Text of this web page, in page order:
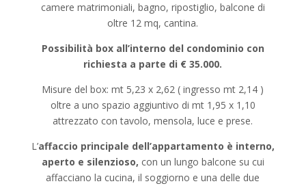
camere matrimoniali, bagno, ripostiglio, balcone di
oltre 12 mq, cantina.
Possibilità box all’interno del condominio con
richiesta a parte di € 35.000.
Misure del box: mt 5,23 x 2,62 ( ingresso mt 2,14 )
oltre a uno spazio aggiuntivo di mt 1,95 x 1,10
attrezzato con tavolo, mensola, luce e prese.
L’affaccio principale dell’appartamento è interno,
aperto e silenzioso, con un lungo balcone su cui
affacciano la cucina, il soggiorno e una delle due